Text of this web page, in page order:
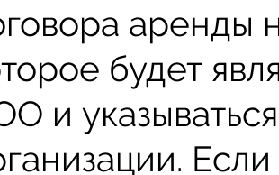
аренды
будет
и